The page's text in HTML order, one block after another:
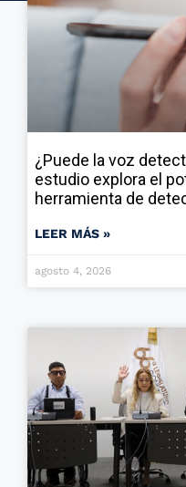
¿Puede la voz
estudio explora el
herramienta de
LEER MÁS »
agosto 4, 2026